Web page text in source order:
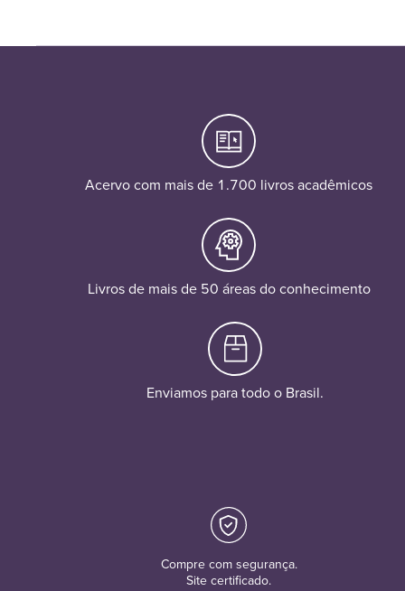
Acervo com mais de 1.700 livros acadêmicos
Livros de mais de 50 áreas do conhecimento
Enviamos para todo o Brasil.
Compre com segurança.
Site certificado.